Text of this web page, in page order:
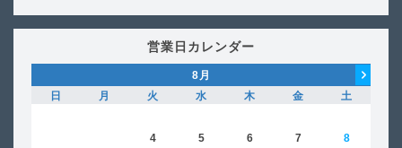
営業日カレンダー
8 月
日
月 火 水 木 金
土
4 5 6 7
8